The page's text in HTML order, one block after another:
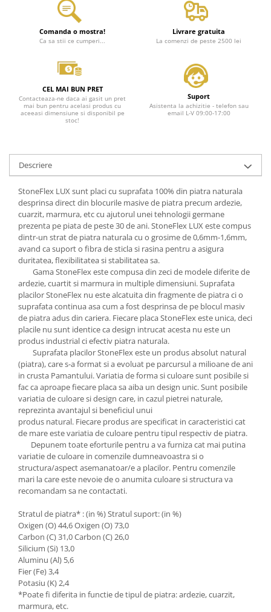
Comanda o mostra!
Ca sa stii ce cumperi...
Livrare gratuita
La comenzi de peste 2500 lei
CEL MAI BUN PRET
Contacteaza-ne daca ai gasit un pret
mai bun pentru acelasi produs cu
aceeasi dimensiune si disponibil pe
stoc!
Suport
Asistenta la achizitie - telefon sau
email L-V 09:00-17:00
Descriere
StoneFlex LUX sunt placi cu suprafata 100% din piatra naturala
desprinsa direct din blocurile masive de piatra precum ardezie,
cuarzit, marmura, etc cu ajutorul unei tehnologii germane
prezenta pe piata de peste 30 de ani. StoneFlex LUX este compus
dintr-un strat de piatra naturala cu o grosime de 0,6mm-1,6mm,
avand ca suport o fibra de sticla si rasina pentru a asigura
duritatea, flexibilitatea si stabilitatea sa.
Gama StoneFlex este compusa din zeci de modele diferite de
ardezie, cuartit si marmura in multiple dimensiuni. Suprafata
placilor StoneFlex nu este alcatuita din fragmente de piatra ci o
suprafata continua asa cum a fost desprinsa de pe blocul masiv
de piatra adus din cariera. Fiecare placa StoneFlex este unica, deci
placile nu sunt identice ca design intrucat acesta nu este un
produs industrial ci efectiv piatra naturala.
Suprafata placilor StoneFlex este un produs absolut natural
(piatra), care s-a format si a evoluat pe parcursul a milioane de ani
in crusta Pamantului. Variatia de forma si culoare sunt posibile si
fac ca aproape fiecare placa sa aiba un design unic. Sunt posibile
variatia de culoare si design care, in cazul pietrei naturale,
reprezinta avantajul si beneficiul unui
produs natural. Fiecare produs are specificat in caracteristici cat
de mare este variatia de culoare pentru tipul respectiv de piatra.
Depunem toate eforturile pentru a va furniza cat mai putina
variatie de culoare in comenzile dumneavoastra si o
structura/aspect asemanatoar/e a placilor. Pentru comenzile
mari la care este nevoie de o anumita culoare si structura va
recomandam sa ne contactati.
Stratul de piatra* : (in %) Stratul suport: (in %)
Oxigen (O) 44,6 Oxigen (O) 73,0
Carbon (C) 31,0 Carbon (C) 26,0
Silicium (Si) 13,0
Aluminu (Al) 5,6
Fier (Fe) 3,4
Potasiu (K) 2,4
*Poate fi diferita in functie de tipul de piatra: ardezie, cuarzit,
marmura, etc.